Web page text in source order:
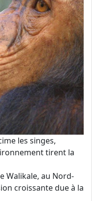
les singes,
tirent la
Walikale, au Nord-
croissante due à la